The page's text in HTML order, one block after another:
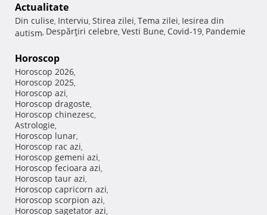
Actualitate
Din culise, Interviu, Stirea zilei, Tema zilei, Iesirea din
autism, Despărţiri celebre, Vesti Bune, Covid-19, Pandemie
Horoscop
Horoscop 2026,
Horoscop 2025,
Horoscop azi,
Horoscop dragoste,
Horoscop chinezesc,
Astrologie,
Horoscop lunar,
Horoscop rac azi,
Horoscop gemeni azi,
Horoscop fecioara azi,
Horoscop taur azi,
Horoscop capricorn azi,
Horoscop scorpion azi,
Horoscop sagetator azi,